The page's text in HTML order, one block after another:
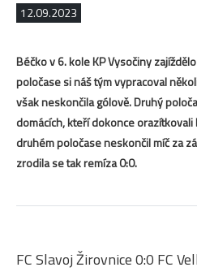
12.09.2023
Béčko v 6. kole KP Vysočiny
poločase si náš tým vypracoval
však neskončila gólově. Druhý
domácích, kteří dokonce
druhém poločase neskončil míč za
zrodila se tak remíza 0:0.
FC Slavoj Žirovnice 0:0 FC